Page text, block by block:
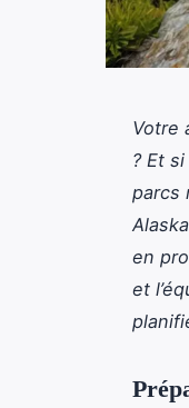
Votre
? Et
parcs
en
et